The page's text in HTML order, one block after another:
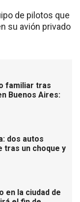
de pilotos que
su avión privado
familiar tras
Buenos Aires:
dos autos
tras un choque y
en la ciudad de